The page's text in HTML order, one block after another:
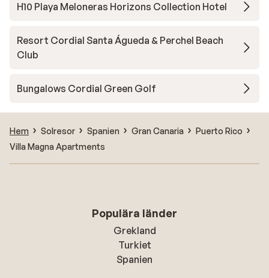
H10 Playa Meloneras Horizons Collection Hotel
Resort Cordial Santa Águeda & Perchel Beach
Club
Bungalows Cordial Green Golf
Hem Solresor Spanien Gran Canaria
Puerto Rico
Villa Magna Apartments
Populära länder
Grekland
Turkiet
Spanien